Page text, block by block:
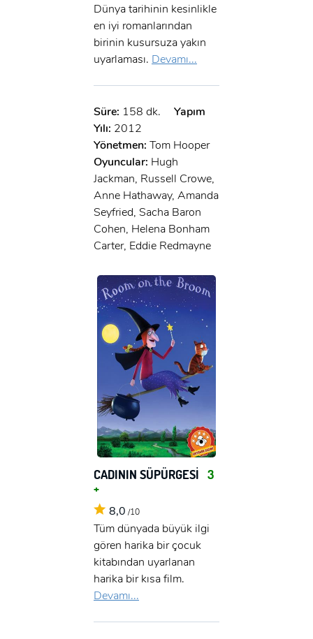
Dünya tarihinin kesinlikle
en iyi romanlarından
birinin kusursuza yakın
uyarlaması. Devamı...
Süre: 158 dk.
Yapım
Yılı: 2012
Yönetmen: Tom Hooper
Oyuncular: Hugh
Jackman, Russell Crowe,
Anne Hathaway, Amanda
Seyfried, Sacha Baron
Cohen, Helena Bonham
Carter, Eddie Redmayne
CADININ SÜPÜRGESİ 3
+
8,0 /10
Tüm dünyada büyük ilgi
gören harika bir çocuk
kitabından uyarlanan
harika bir kısa film.
Devamı...